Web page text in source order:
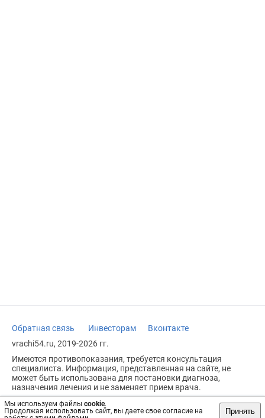
Мы используем файлы cookie.
Продолжая использовать сайт, вы даете свое согласие на
Принять
Обратная связь Инвесторам
Вконтакте
vrachi54.ru, 2019-2026 гг.
Имеются противопоказания, требуется консультация
специалиста. Информация, представленная на сайте, не
может быть использована для постановки диагноза,
назначения лечения и не заменяет прием врача.
Возрастное ограничение: 18+